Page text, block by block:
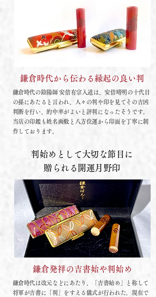
鎌倉時代から伝わる縁起の良い判
鎌倉時代の陰陽師 安倍有宗入道は、安倍晴明の十代目
の孫にあたると言われ、人々の判や印を見てその吉凶
判断を行い、的中率がよいと評判になったそうです。
当店の印鑑も姓名画数と八方位運から印面を丁寧に制
作しております。
判始め として大切な節目に
贈られる開運月野印
鎌倉発祥の吉書始や判始め
鎌倉時代は改元などにあたり、「吉書始め」と称して
将軍が吉書に「判」をすえる儀式が行われた。現在で